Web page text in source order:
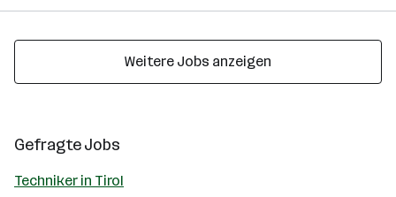
Weitere Jobs anzeigen
Gefragte Jobs
Techniker in Tirol